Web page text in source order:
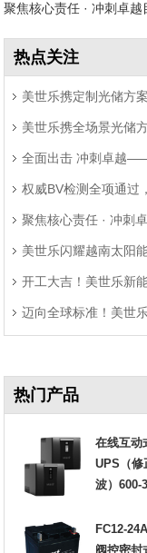
热点关注
美世乐携定制光储方
题 美世乐携全场景光储
全面出击 冲刺卓越
权威BV检测全项通过
聚焦核心责任 · 冲刺
美世乐闪耀越南太阳
开工大吉！美世乐新
程 迈向全球标准！美世
热门产品
在线互动
UPS（修
波）600-
FC12-
阀控密封